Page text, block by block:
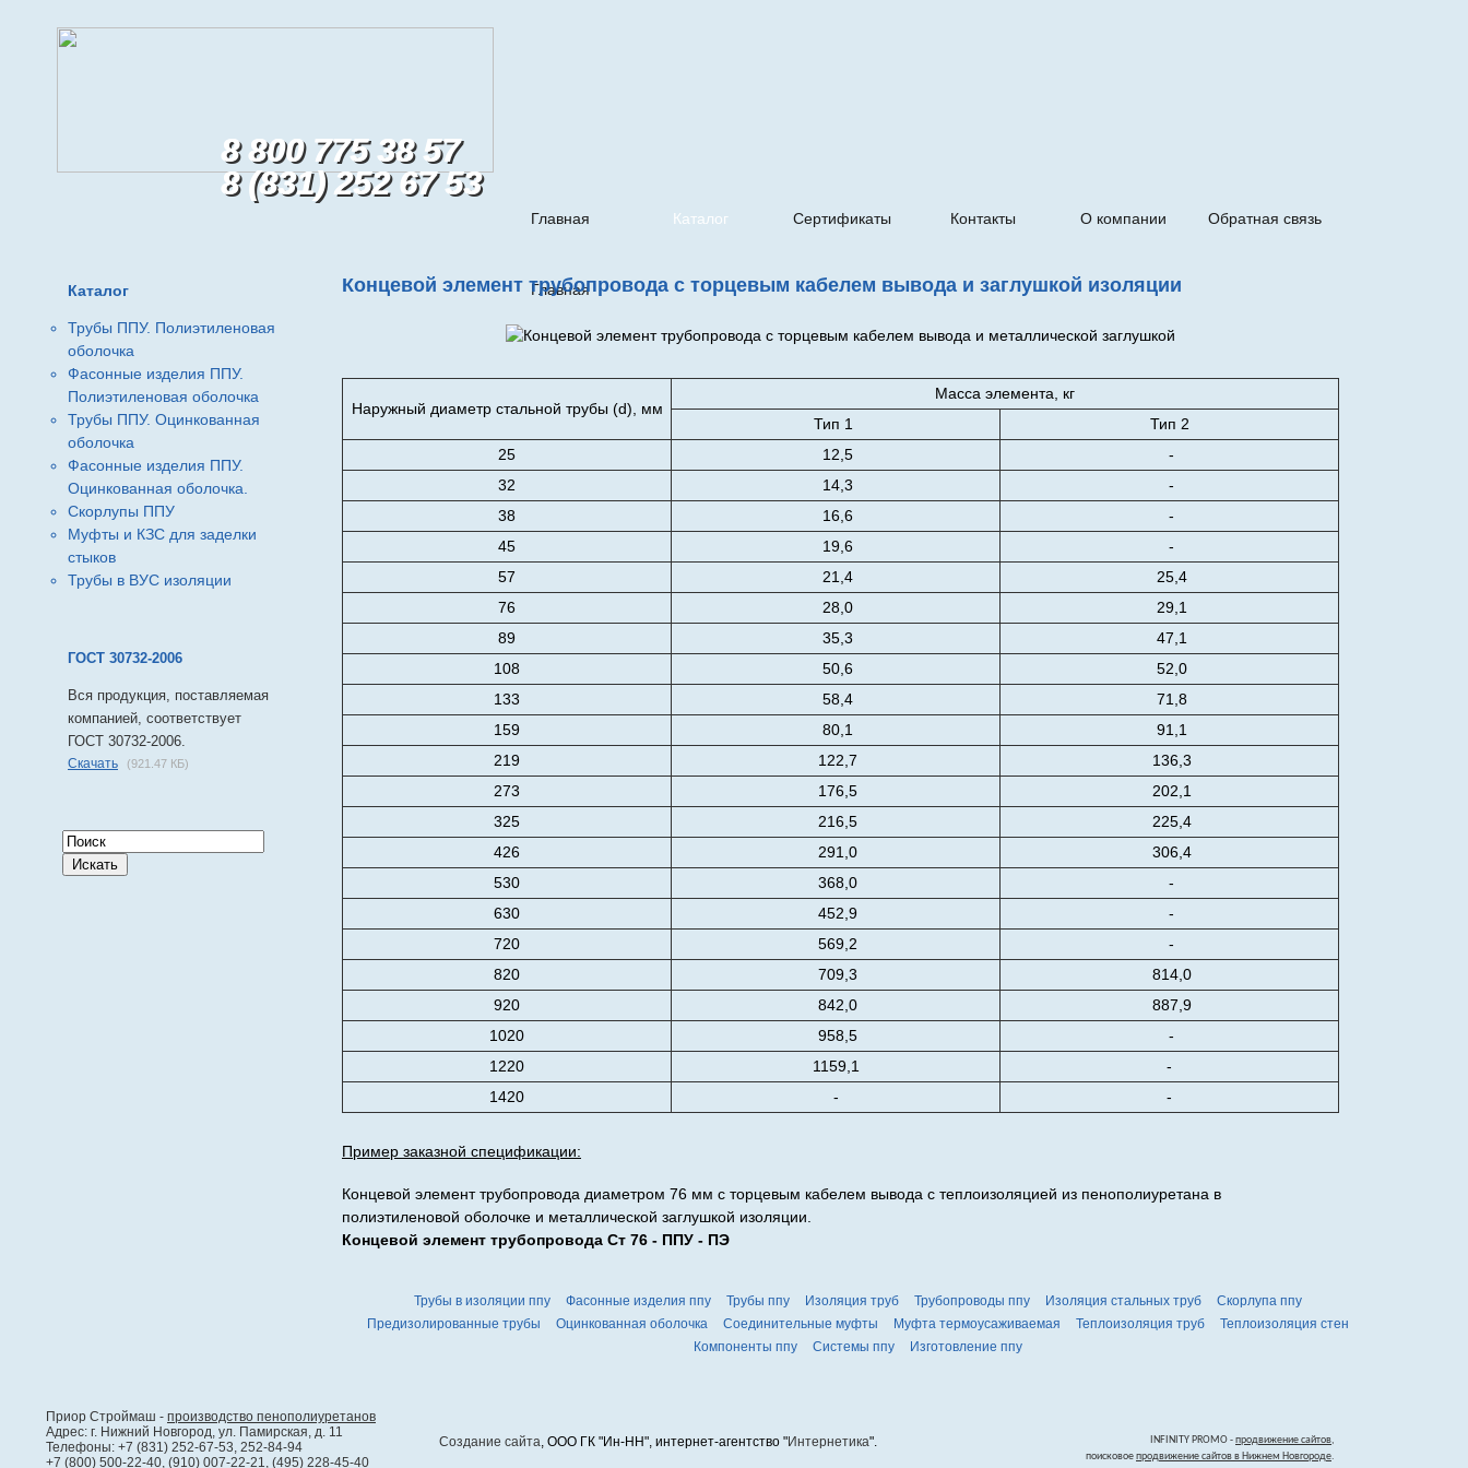
8 800 775 38 57
8 (831) 252 67 53
Главная Каталог Сертификаты Контакты О компании Обратная связь
Главная
Концевой элемент трубопровода с торцевым кабелем вывода и заглушкой изоляции
Наружный диаметр стальной трубы (d), мм
Масса элемента, кг
Тип 1
Тип 2
25
12,5
-
32
14,3
-
38
16,6
-
45
19,6
-
57
21,4
25,4
76
28,0
29,1
89
35,3
47,1
108
50,6
52,0
133
58,4
71,8
159
80,1
91,1
219
122,7
136,3
273
176,5
202,1
325
216,5
225,4
426
291,0
306,4
530
368,0
-
630
452,9
-
720
569,2
-
820
709,3
814,0
920
842,0
887,9
1020
958,5
-
1220
1159,1
-
1420
- -
Пример заказной спецификации:
Концевой элемент трубопровода диаметром 76 мм с торцевым кабелем вывода с теплоизоляцией из пенополиуретана в
полиэтиленовой оболочке и металлической заглушкой изоляции.
Концевой элемент трубопровода Ст 76 - ППУ - ПЭ
Трубы в изоляции ппу Фасонные изделия ппу Трубы ппу Изоляция труб Трубопроводы ппу Изоляция стальных труб
Скорлупа ппу
Предизолированные трубы
Оцинкованная оболочка Соединительные муфты Муфта термоусаживаемая Теплоизоляция труб
Теплоизоляция стен
Компоненты ппу
Системы ппу Изготовление ппу
Каталог
Трубы ППУ. Полиэтиленовая
оболочка
Фасонные изделия ППУ.
Полиэтиленовая оболочка
Трубы ППУ. Оцинкованная
оболочка
Фасонные изделия ППУ.
Оцинкованная оболочка.
Скорлупы ППУ
Муфты и КЗС для заделки
стыков
Трубы в ВУС изоляции
ГОСТ 30732-2006
Вся продукция, поставляемая
компанией, соответствует
ГОСТ 30732-2006.
Скачать (921.47 КБ)
Приор Строймаш - производство пенополиуретанов
Адрес: г. Нижний Новгород, ул. Памирская, д. 11
Телефоны: +7 (831) 252-67-53, 252-84-94
+7 (800) 500-22-40, (910) 007-22-21, (495) 228-45-40
Создание сайта, ООО ГК "Ин-НН", интернет-агентство "Интернетика". INFINITY PROMO -продвижение сайтов,
поисковоепродвижение сайтов в Нижнем Новгороде.